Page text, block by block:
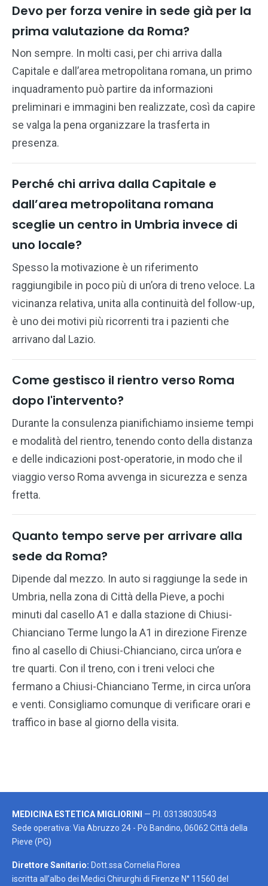
Devo per forza venire in sede già per la
prima valutazione da Roma?
Non sempre. In molti casi, per chi arriva dalla
Capitale e dall’area metropolitana romana, un primo
inquadramento può partire da informazioni
preliminari e immagini ben realizzate, così da capire
se valga la pena organizzare la trasferta in
presenza.
Perché chi arriva dalla Capitale e
dall’area metropolitana romana
sceglie un centro in Umbria invece di
uno locale?
Spesso la motivazione è un riferimento
raggiungibile in poco più di un’ora di treno veloce. La
vicinanza relativa, unita alla continuità del follow-up,
è uno dei motivi più ricorrenti tra i pazienti che
arrivano dal Lazio.
Come gestisco il rientro verso Roma
dopo l'intervento?
Durante la consulenza pianifichiamo insieme tempi
e modalità del rientro, tenendo conto della distanza
e delle indicazioni post-operatorie, in modo che il
viaggio verso Roma avvenga in sicurezza e senza
fretta.
Quanto tempo serve per arrivare alla
sede da Roma?
Dipende dal mezzo. In auto si raggiunge la sede in
Umbria, nella zona di Città della Pieve, a pochi
minuti dal casello A1 e dalla stazione di Chiusi-
Chianciano Terme lungo la A1 in direzione Firenze
fino al casello di Chiusi-Chianciano, circa un’ora e
tre quarti. Con il treno, con i treni veloci che
fermano a Chiusi-Chianciano Terme, in circa un’ora
e venti. Consigliamo comunque di verificare orari e
traffico in base al giorno della visita.
MEDICINA ESTETICA MIGLIORINI
— P.I. 03138030543
Sede operativa: Via Abruzzo 24 - Pò Bandino, 06062 Città della
Pieve (PG)
Direttore Sanitario: Dott.ssa Cornelia Florea
iscritta all’albo dei Medici Chirurghi di Firenze N° 11560 del